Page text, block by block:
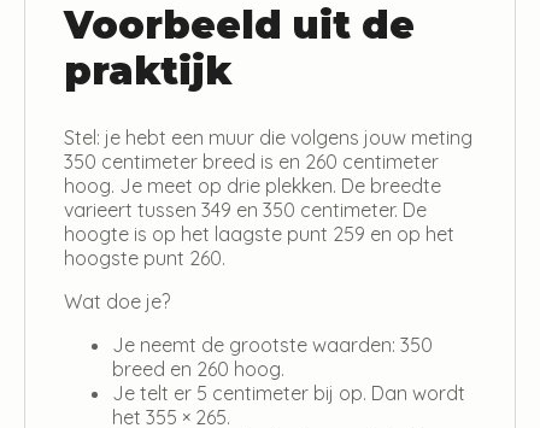
Voorbeeld uit de
praktijk
Stel: je hebt een muur die volgens jouw meting
350 centimeter breed is en 260 centimeter
hoog. Je meet op drie plekken. De breedte
varieert tussen 349 en 350 centimeter. De
hoogte is op het laagste punt 259 en op het
hoogste punt 260.
Wat doe je?
Je neemt de grootste waarden: 350
breed en 260 hoog.
Je telt er 5 centimeter bij op. Dan wordt
het 355 × 265.